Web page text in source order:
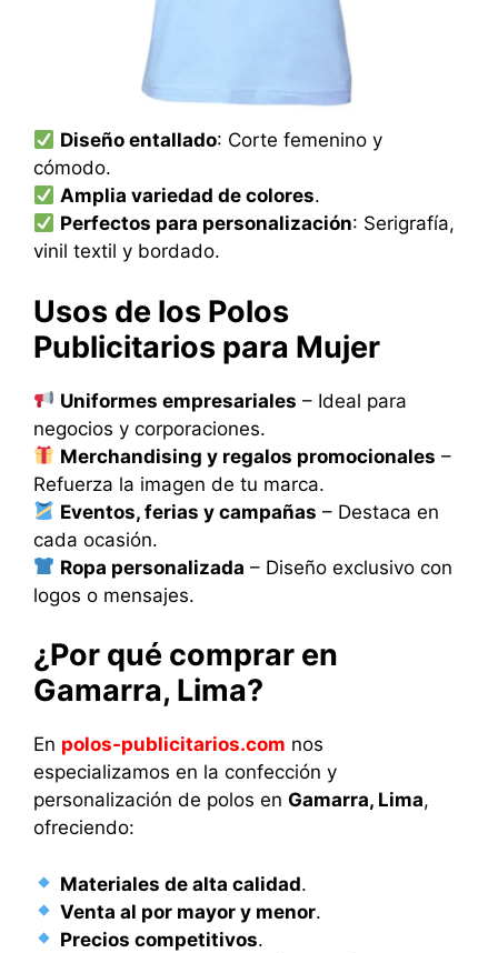
Diseño entallado: Corte femenino y
cómodo.
Amplia variedad de colores.
Perfectos para personalización: Serigrafía,
vinil textil y bordado.
Usos de los Polos
Publicitarios para Mujer
Uniformes empresariales – Ideal para
negocios y corporaciones.
Merchandising y regalos promocionales –
Refuerza la imagen de tu marca.
Eventos, ferias y campañas – Destaca en
cada ocasión.
Ropa personalizada – Diseño exclusivo con
logos o mensajes.
¿Por qué comprar en
Gamarra, Lima?
En polos-publicitarios.com nos
especializamos en la confección y
personalización de polos en Gamarra, Lima,
ofreciendo:
Materiales de alta calidad.
Venta al por mayor y menor.
Precios competitivos.